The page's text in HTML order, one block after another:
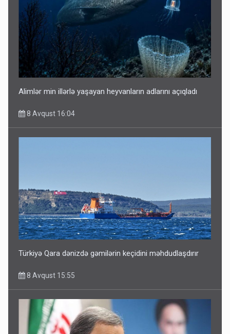
Alimlər min illərlə yaşayan heyvanların adlarını açıqladı
8 Avqust 16:04
Türkiyə Qara dənizdə gəmilərin keçidini məhdudlaşdırır
8 Avqust 15:55